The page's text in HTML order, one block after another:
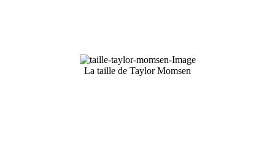
La taille de Taylor Momsen